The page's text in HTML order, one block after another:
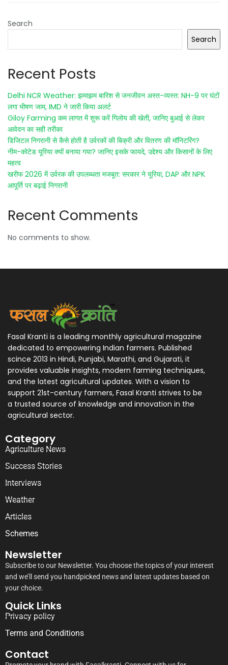
Search
Search
Recent Posts
Delhi NCR Weather: झमाझम बारिश से जनजीवन अस्त-व्यस्त: NH-9 पर घंटों
लगा भीषण जाम, IMD ने जारी किया अलर्ट
Giloy Farming कम लागत में शुरू करें गिलोय की खेती, जानिए बुआई से लेकर
आवेदन का सही तरीका
डिजिटल निगरानी से कैसे होती है उर्वरकों की बिक्री और वितरण की मॉनिटरिंग?
नीम-कोटेड यूरिया क्यों बनाया गया? जानिए इसके फायदे, उद्देश्य और किसानों के लिए
महत्व
खरीफ 2026 में उर्वरक की उपलब्धता मजबूत: सरकार ने यूरिया, DAP और NPK
आपूर्ति पर बढ़ाई निगरानी
Recent Comments
No comments to show.
Fasal Kranti is a leading monthly agricultural magazine
dedicated to empowering Indian farmers. Published
scince 2013 in Hindi, Punjabi, Marathi, and Gujarati, it
provides valuable insights, modern farming techniques,
and the latest agricultural updates. With a vision to
support 21st-century farmers, Fasal Kranti strives to be
a trusted source of knowledge and innovation in the
agricultural sector.
Category
Agriculture News
Success Stories
Interviews
Weather
Articles
Schemes
Newsletter
Subscribe to our Newsletter. You choose the topics of your interest
and we’ll send you handpicked news and latest updates based on
your choice.
Quick Links
Privacy policy
Terms and Conditions
Contact